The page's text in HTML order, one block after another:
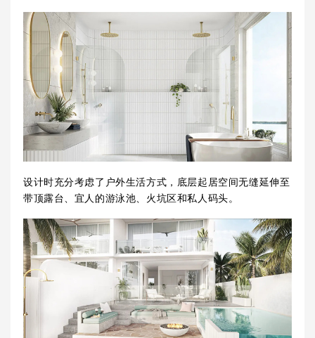
设计时充分考虑了户外生活方式，底层起居空间无缝延伸至
带顶露台、宜人的游泳池、火坑区和私人码头。